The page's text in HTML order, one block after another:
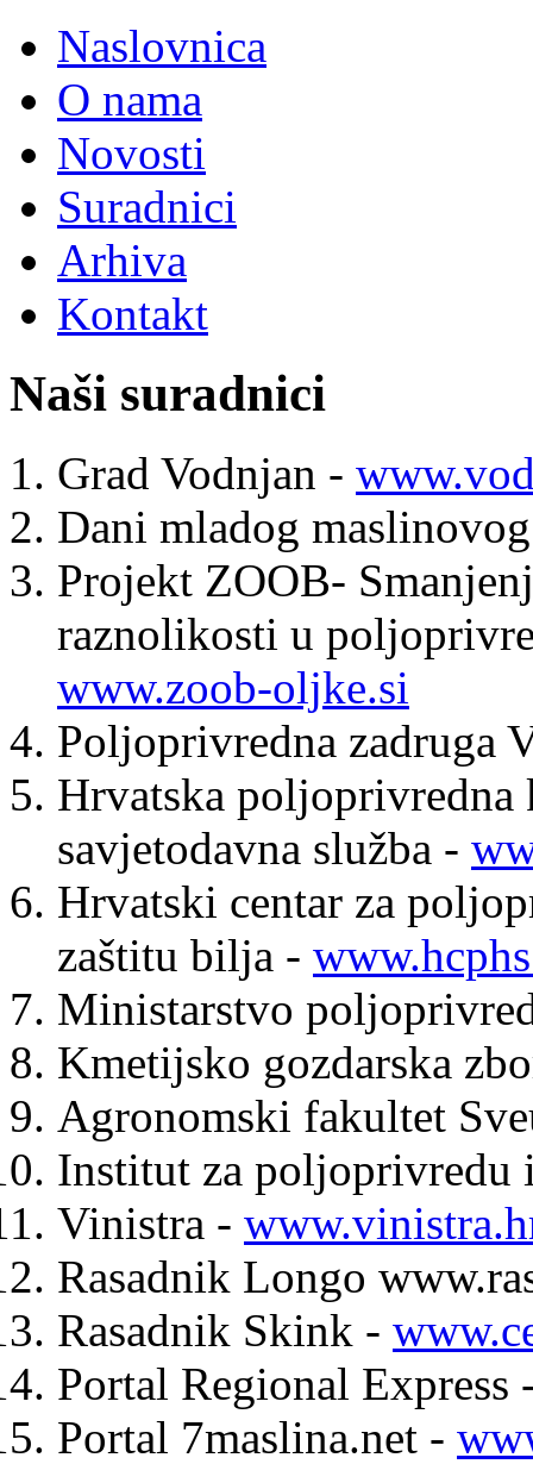
Naslovnica
O nama
Novosti
Suradnici
Arhiva
Kontakt
Naši suradnici
Grad Vodnjan -
Dani mladog
Projekt ZOOB-
raznolikosti u
www.zoob-oljke.si
Poljoprivredna zadruga
Hrvatska poljoprivredna
savjetodavna služba -
Hrvatski centar za
zaštitu bilja -
Ministarstvo
Kmetijsko gozdarska
Agronomski fakultet
Institut za poljoprivredu
Vinistra -
Rasadnik Longo
Rasadnik Skink -
Portal Regional Express
Portal 7maslina.net -